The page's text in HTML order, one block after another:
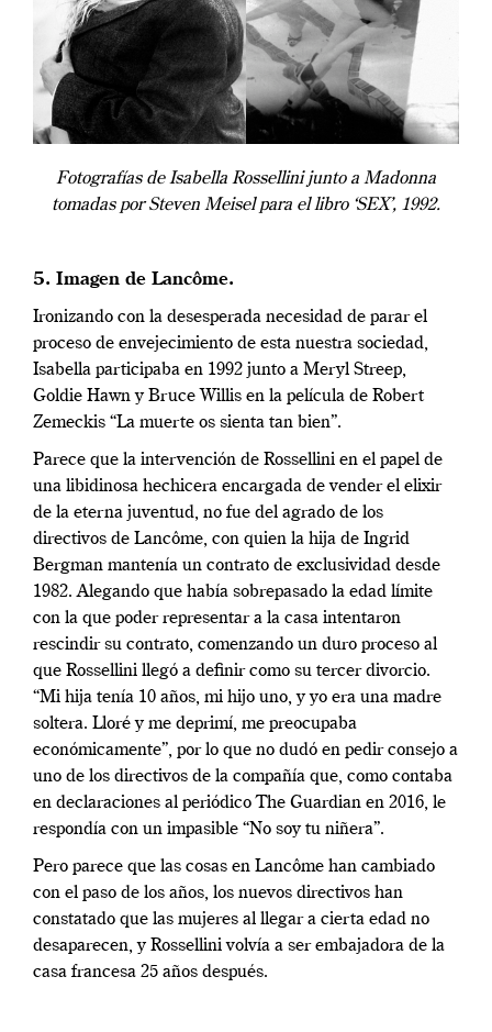
Fotografías de Isabella Rossellini junto a Madonna
tomadas por Steven Meisel para el libro ‘SEX’, 1992.
5. Imagen de Lancôme.
Ironizando con la desesperada necesidad de parar el
proceso de envejecimiento de esta nuestra sociedad,
Isabella participaba en 1992 junto a Meryl Streep,
Goldie Hawn y Bruce Willis en la película de Robert
Zemeckis “La muerte os sienta tan bien”.
Parece que la intervención de Rossellini en el papel de
una libidinosa hechicera encargada de vender el elixir
de la eterna juventud, no fue del agrado de los
directivos de Lancôme, con quien la hija de Ingrid
Bergman mantenía un contrato de exclusividad desde
1982. Alegando que había sobrepasado la edad límite
con la que poder representar a la casa intentaron
rescindir su contrato, comenzando un duro proceso al
que Rossellini llegó a definir como su tercer divorcio.
“Mi hija tenía 10 años, mi hijo uno, y yo era una madre
soltera. Lloré y me deprimí, me preocupaba
económicamente”, por lo que no dudó en pedir consejo a
uno de los directivos de la compañía que, como contaba
en declaraciones al periódico The Guardian en 2016, le
respondía con un impasible “No soy tu niñera”.
Pero parece que las cosas en Lancôme han cambiado
con el paso de los años, los nuevos directivos han
constatado que las mujeres al llegar a cierta edad no
desaparecen, y Rossellini volvía a ser embajadora de la
casa francesa 25 años después.